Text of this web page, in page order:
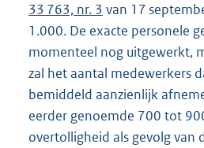
33 763, nr. 3 van 17
1.000. De exacte personele
momenteel nog uitgewerkt,
zal het aantal medewerkers
bemiddeld aanzienlijk
eerder genoemde 700 tot
overtolligheid als gevolg van